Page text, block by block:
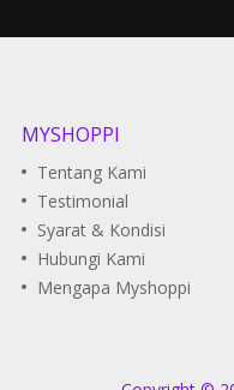
MYSHOPPI
Tentang Kami
Testimonial
Syarat & Kondisi
Hubungi Kami
Mengapa Myshoppi